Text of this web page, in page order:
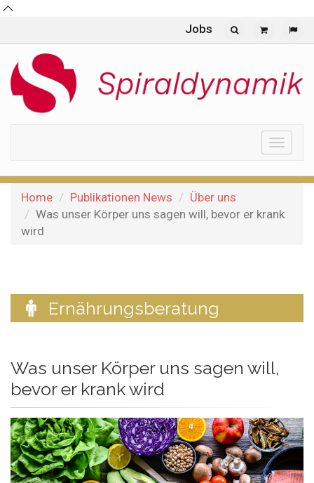
Jobs
Toggle
Home Publikationen News
Über uns
Was unser Körper uns sagen will, bevor er krank
wird
Ernährungsberatung
Was unser Körper uns sagen will,
bevor er krank wird